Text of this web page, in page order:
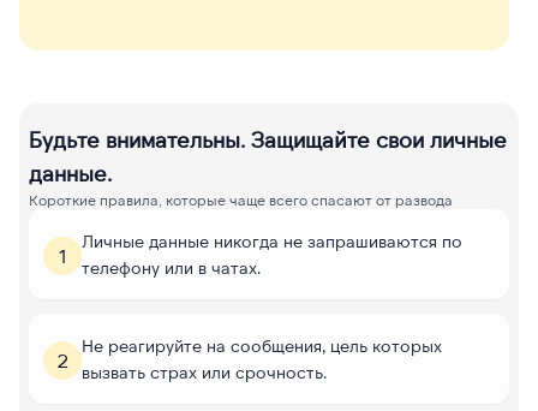
Будьте внимательны. Защищайте свои личные
данные.
Короткие правила, которые чаще всего спасают от развода
1
Личные данные никогда не запрашиваются по
телефону или в чатах.
2
Не реагируйте на сообщения, цель которых
вызвать страх или срочность.